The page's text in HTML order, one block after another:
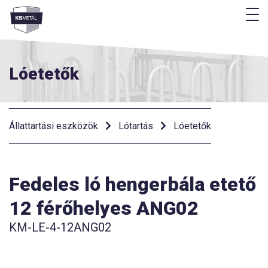
Menü
Lóetetők
Állattartási eszközök Lótartás Lóetetők
Fedeles ló hengerbála etető
12 férőhelyes ANG02
KM-LE-4-12ANG02